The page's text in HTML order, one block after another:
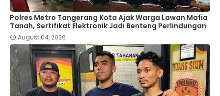
Polres Metro Tangerang Kota Ajak Warga Lawan Mafia
Tanah, Sertifikat Elektronik Jadi Benteng Perlindungan
August 04, 2026